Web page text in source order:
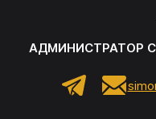
АДМИНИСТРАТОР